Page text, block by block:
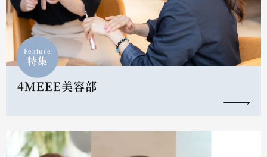
Feature
特集
4MEEE美容部